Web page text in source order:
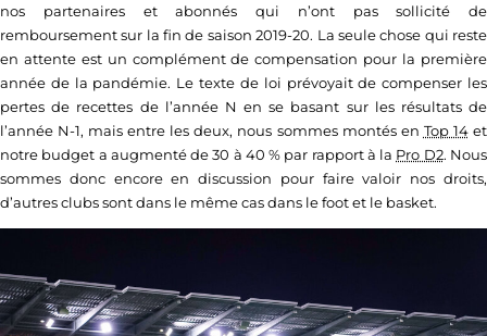
nos partenaires et abonnés qui n’ont pas sollicité de
remboursement sur la fin de saison 2019-20. La seule chose qui reste
en attente est un complément de compensation pour la première
année de la pandémie. Le texte de loi prévoyait de compenser les
pertes de recettes de l’année N en se basant sur les résultats de
l’année N-1, mais entre les deux, nous sommes montés en Top 14et
notre budget a augmenté de 30 à 40 % par rapport à la Pro D2. Nous
sommes donc encore en discussion pour faire valoir nos droits,
d’autres clubs sont dans le même cas dans le foot et le basket.